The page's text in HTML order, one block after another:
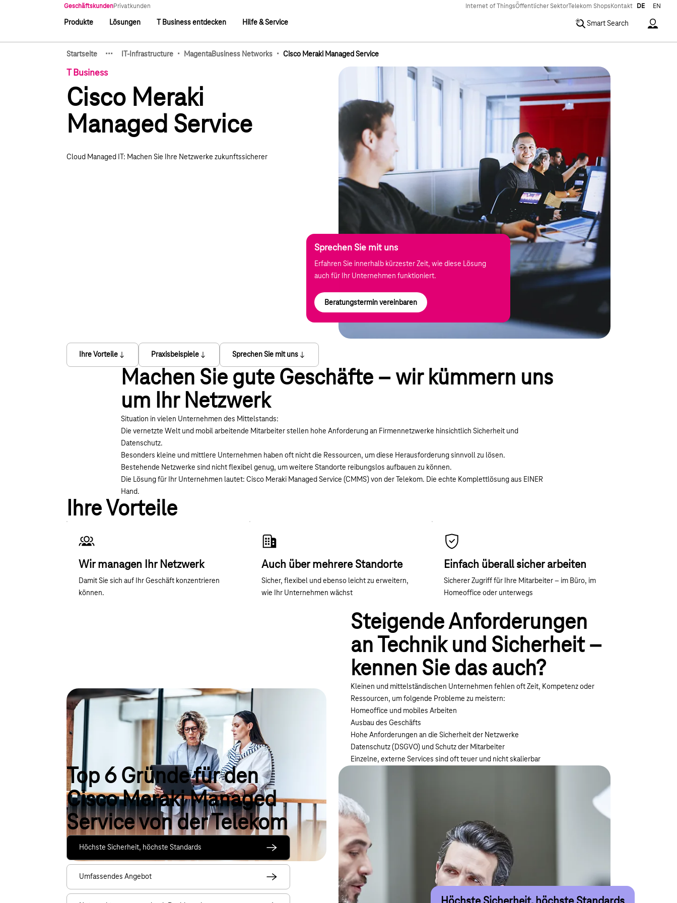
GeschäftskundenPrivatkunden
Hauptnavigation
Produkte Lösungen T Business entdecken Hilfe & Service
Internet of ThingsÖffentlicher SektorTelekom Shops Kontakt DE EN
Smart Search
Startseite
Zeige verborgene Breadcrumb-Elemente
··· IT-Infrastructure · MagentaBusiness Networks · Cisco Meraki Managed Service
T Business
Cisco Meraki
Managed Service
Cloud Managed IT: Machen Sie Ihre Netzwerke zukunftssicherer
Sprechen Sie mit uns
Erfahren Sie innerhalb kürzester Zeit, wie diese Lösung
auch für Ihr Unternehmen funktioniert.
Beratungstermin vereinbaren
Ihre Vorteile Praxisbeispiele Sprechen Sie mit uns
Machen Sie gute Geschäfte – wir kümmern uns
um Ihr Netzwerk
Situation in vielen Unternehmen des Mittelstands:
Die vernetzte Welt und mobil arbeitende Mitarbeiter stellen hohe Anforderung an Firmennetzwerke hinsichtlich Sicherheit und
Datenschutz.
Besonders kleine und mittlere Unternehmen haben oft nicht die Ressourcen, um diese Herausforderung sinnvoll zu lösen.
Bestehende Netzwerke sind nicht flexibel genug, um weitere Standorte reibungslos aufbauen zu können.
Die Lösung für Ihr Unternehmen lautet: Cisco Meraki Managed Service (CMMS) von der Telekom. Die echte Komplettlösung aus EINER
Hand.
Ihre Vorteile
Wir managen Ihr Netzwerk
Damit Sie sich auf Ihr Geschäft konzentrieren
können.
Auch über mehrere Standorte
Sicher, flexibel und ebenso leicht zu erweitern,
wie Ihr Unternehmen wächst
Einfach überall sicher arbeiten
Sicherer Zugriff für Ihre Mitarbeiter – im Büro, im
Homeoffice oder unterwegs
Steigende Anforderungen
an Technik und Sicherheit –
kennen Sie das auch?
Kleinen und mittelständischen Unternehmen fehlen oft Zeit, Kompetenz oder
Ressourcen, um folgende Probleme zu meistern:
Homeoffice und mobiles Arbeiten
Ausbau des Geschäfts
Hohe Anforderungen an die Sicherheit der Netzwerke
Datenschutz (DSGVO) und Schutz der Mitarbeiter
Einzelne, externe Services sind oft teuer und nicht skalierbar
Top 6 Gründe für den
Cisco Meraki Managed
Service von der Telekom
Höchste Sicherheit, höchste Standards
Umfassendes Angebot
Intelligente WLAN Access Points